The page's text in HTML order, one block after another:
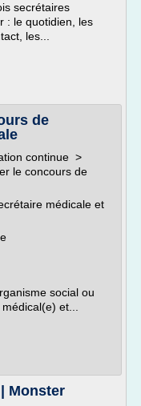
secrétaires
: le quotidien, les
les...
de
continue >
le concours de
médicale et
social ou
et...
Monster